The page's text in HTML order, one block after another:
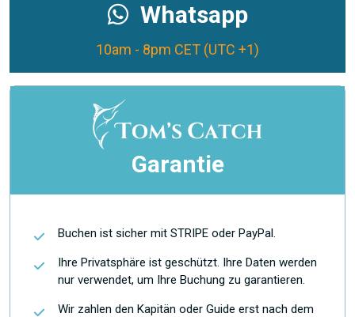
Whatsapp
10am - 8pm CET (UTC +1)
Garantie
Buchen ist sicher mit STRIPE oder PayPal.
Ihre Privatsphäre ist geschützt. Ihre Daten werden
nur verwendet, um Ihre Buchung zu garantieren.
Wir zahlen den Kapitän oder Guide erst nach dem